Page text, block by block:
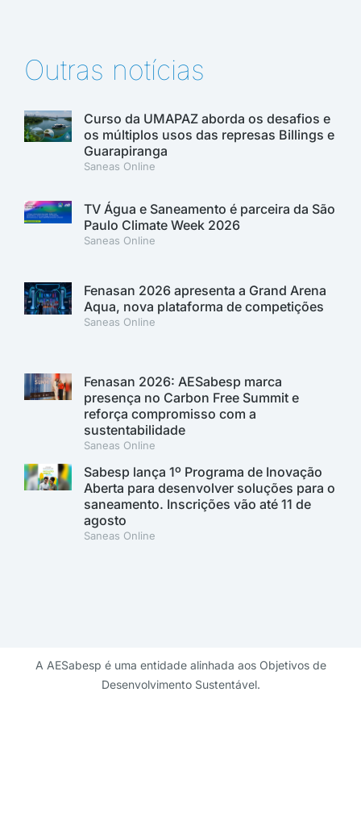
Outras notícias
Curso da UMAPAZ aborda os desafios e
os múltiplos usos das represas Billings e
Guarapiranga
Saneas Online
TV Água e Saneamento é parceira da São
Paulo Climate Week 2026
Saneas Online
Fenasan 2026 apresenta a Grand Arena
Aqua, nova plataforma de competições
Saneas Online
Fenasan 2026: AESabesp marca
presença no Carbon Free Summit e
reforça compromisso com a
sustentabilidade
Saneas Online
Sabesp lança 1º Programa de Inovação
Aberta para desenvolver soluções para o
saneamento. Inscrições vão até 11 de
agosto
Saneas Online
A AESabesp é uma entidade alinhada aos Objetivos de
Desenvolvimento Sustentável.